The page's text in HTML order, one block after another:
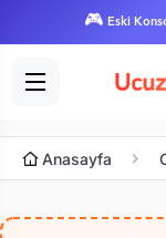
🎮 Eski
Anasayfa